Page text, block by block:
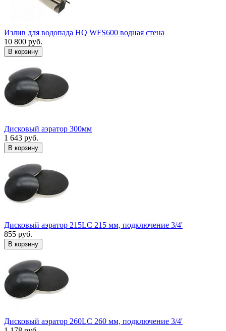
Излив для водопада HQ WFS600 водная стена
10 800 руб.
В корзину
Дисковый аэратор 300мм
1 643 руб.
В корзину
Дисковый аэратор 215LC 215 мм, подключение 3/4'
855 руб.
В корзину
Дисковый аэратор 260LC 260 мм, подключение 3/4'